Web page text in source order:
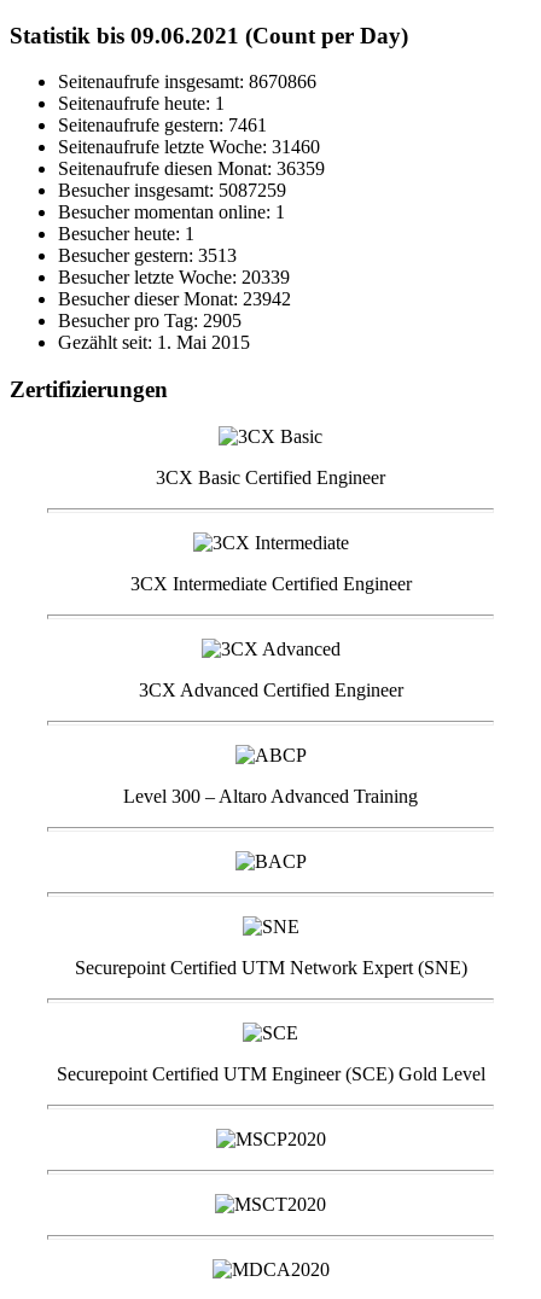
Statistik bis 09.06.2021 (Count per Day)
Seitenaufrufe insgesamt: 8670866
Seitenaufrufe heute: 1
Seitenaufrufe gestern: 7461
Seitenaufrufe letzte Woche: 31460
Seitenaufrufe diesen Monat: 36359
Besucher insgesamt: 5087259
Besucher momentan online: 1
Besucher heute: 1
Besucher gestern: 3513
Besucher letzte Woche: 20339
Besucher dieser Monat: 23942
Besucher pro Tag: 2905
Gezählt seit: 1. Mai 2015
Zertifizierungen
3CX Basic Certified Engineer
3CX Intermediate Certified Engineer
3CX Advanced Certified Engineer
Level 300 – Altaro Advanced Training
Securepoint Certified UTM Network Expert (SNE)
Securepoint Certified UTM Engineer (SCE) Gold Level